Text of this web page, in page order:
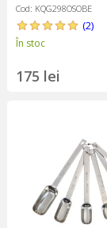
Cod: KQG298OSOBE
(2)
În stoc
175 lei